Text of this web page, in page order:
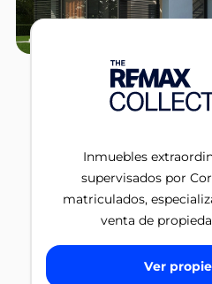
Inmuebles
supervisados por
matriculados,
venta de
Ver